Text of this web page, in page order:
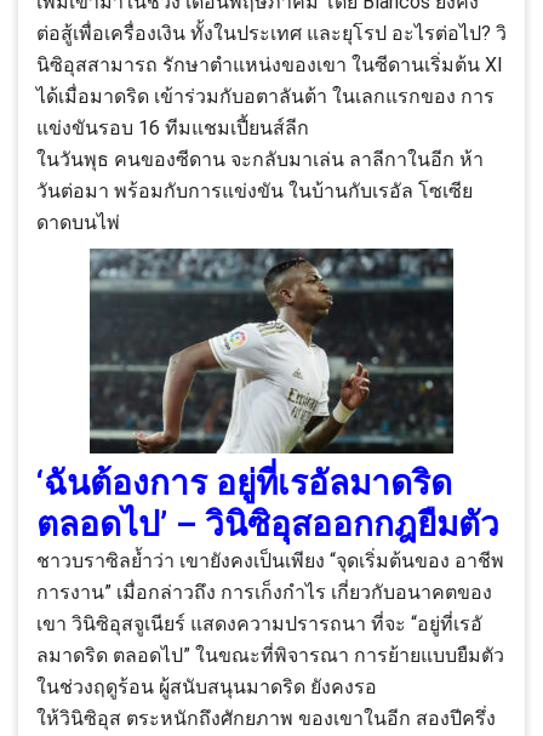
ต่อสู้เพื่อเครื่องเงิน ทั้งในประเทศ และยุโรป อะไรต่อไป? วิ
นิซิอุสสามารถ รักษาตำแหน่งของเขา ในซีดานเริ่มต้น XI
ได้เมื่อมาดริด เข้าร่วมกับอตาลันต้า ในเลกแรกของ การ
แข่งขันรอบ 16 ทีมแชมเปี้ยนส์ลีก
ในวันพุธ คนของซีดาน จะกลับมาเล่น ลาลีกาในอีก ห้า
วันต่อมา พร้อมกับการแข่งขัน ในบ้านกับเรอัล โซเซีย
ดาดบนไพ่
‘ฉันต้องการ อยู่ที่เรอัลมาดริด
ตลอดไป’ – วินิซิอุสออกกฎยืมตัว
ชาวบราซิลย้ำว่า เขายังคงเป็นเพียง “จุดเริ่มต้นของ อาชีพ
การงาน” เมื่อกล่าวถึง การเก็งกำไร เกี่ยวกับอนาคตของ
เขา วินิซิอุสจูเนียร์ แสดงความปรารถนา ที่จะ “อยู่ที่เรอั
ลมาดริด ตลอดไป” ในขณะที่พิจารณา การย้ายแบบยืมตัว
ในช่วงฤดูร้อน ผู้สนับสนุนมาดริด ยังคงรอ
ให้วินิซิอุส ตระหนักถึงศักยภาพ ของเขาในอีก สองปีครึ่ง